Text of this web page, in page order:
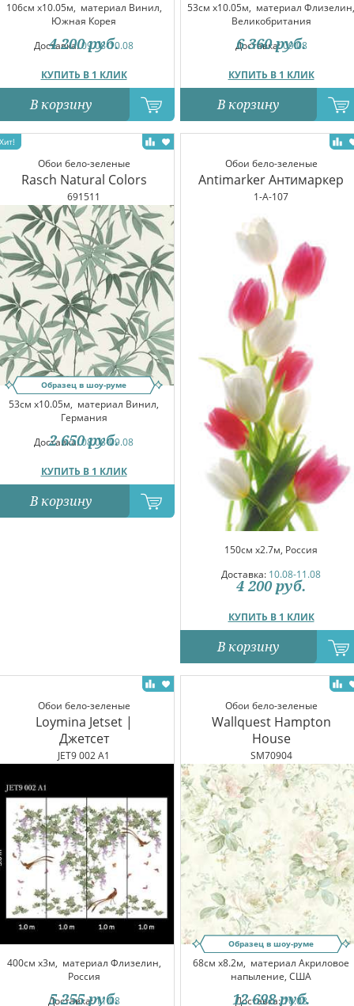
106см x10.05м, материал Винил,
Южная Корея
Доставка:09.08-10.08
КУПИТЬ В 1 КЛИК
4 200 руб.
В корзину
53см x10.05м, материал Флизелин,
Великобритания
Доставка:09.08
КУПИТЬ В 1 КЛИК
6 360 руб.
В корзину
Обои бело-зеленые
Rasch Natural Colors
691511
Образец в шоу-руме
53см x10.05м, материал Винил,
Германия
Доставка:08.08-09.08
КУПИТЬ В 1 КЛИК
2 650 руб.
В корзину
Обои бело-зеленые
Antimarker Антимаркер
1-A-107
150см x2.7м, Россия
Доставка: 10.08-11.08
КУПИТЬ В 1 КЛИК
4 200 руб.
В корзину
Обои бело-зеленые
Loymina Jetset |
Джетсет
JET9 002 A1
400см x3м, материал Флизелин,
Россия
Доставка:11.08
5 255 руб.
Обои бело-зеленые
Wallquest Hampton
House
SM70904
Образец в шоу-руме
68см x8.2м, материал Акриловое
напыление, США
Доставка:10.08
12 698 руб.